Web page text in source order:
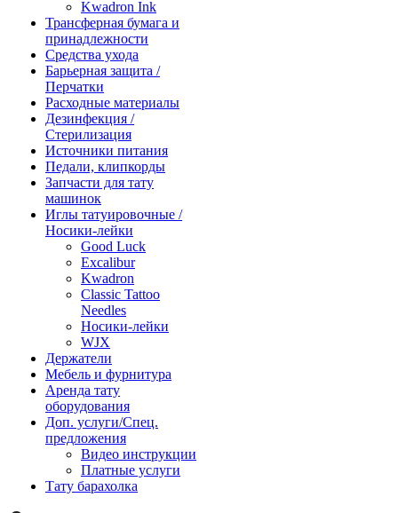
Kwadron Ink
Трансферная бумага и
принадлежности
Средства ухода
Барьерная защита /
Перчатки
Расходные материалы
Дезинфекция /
Стерилизация
Источники питания
Педали, клипкорды
Запчасти для тату
машинок
Иглы татуировочные /
Носики-лейки
Good Luck
Excalibur
Kwadron
Classic Tattoo
Needles
Носики-лейки
WJX
Держатели
Мебель и фурнитура
Аренда тату
оборудования
Доп. услуги/Спец.
предложения
Видео инструкции
Платные услуги
Тату барахолка